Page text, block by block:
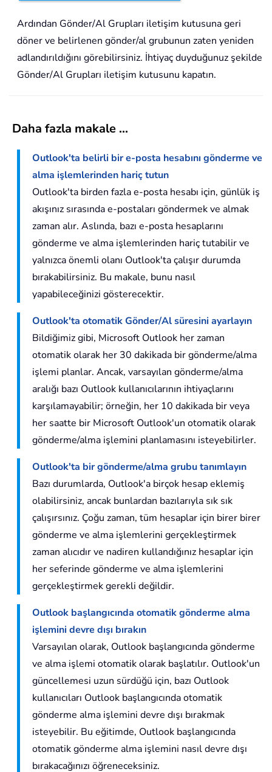
Ardından Gönder/Al Grupları iletişim kutusuna geri
döner ve belirlenen gönder/al grubunun zaten yeniden
adlandırıldığını görebilirsiniz. İhtiyaç duyduğunuz şekilde
Gönder/Al Grupları iletişim kutusunu kapatın.
Daha fazla makale ...
Outlook'ta belirli bir e-posta hesabını gönderme ve
alma işlemlerinden hariç tutun
Outlook'ta birden fazla e-posta hesabı için, günlük iş
akışınız sırasında e-postaları göndermek ve almak
zaman alır. Aslında, bazı e-posta hesaplarını
gönderme ve alma işlemlerinden hariç tutabilir ve
yalnızca önemli olanı Outlook'ta çalışır durumda
bırakabilirsiniz. Bu makale, bunu nasıl
yapabileceğinizi gösterecektir.
Outlook'ta otomatik Gönder/Al süresini ayarlayın
Bildiğimiz gibi, Microsoft Outlook her zaman
otomatik olarak her 30 dakikada bir gönderme/alma
işlemi planlar. Ancak, varsayılan gönderme/alma
aralığı bazı Outlook kullanıcılarının ihtiyaçlarını
karşılamayabilir; örneğin, her 10 dakikada bir veya
her saatte bir Microsoft Outlook'un otomatik olarak
gönderme/alma işlemini planlamasını isteyebilirler.
Outlook'ta bir gönderme/alma grubu tanımlayın
Bazı durumlarda, Outlook'a birçok hesap eklemiş
olabilirsiniz, ancak bunlardan bazılarıyla sık sık
çalışırsınız. Çoğu zaman, tüm hesaplar için birer birer
gönderme ve alma işlemlerini gerçekleştirmek
zaman alıcıdır ve nadiren kullandığınız hesaplar için
her seferinde gönderme ve alma işlemlerini
gerçekleştirmek gerekli değildir.
Outlook başlangıcında otomatik gönderme alma
işlemini devre dışı bırakın
Varsayılan olarak, Outlook başlangıcında gönderme
ve alma işlemi otomatik olarak başlatılır. Outlook'un
güncellemesi uzun sürdüğü için, bazı Outlook
kullanıcıları Outlook başlangıcında otomatik
gönderme alma işlemini devre dışı bırakmak
isteyebilir. Bu eğitimde, Outlook başlangıcında
otomatik gönderme alma işlemini nasıl devre dışı
bırakacağınızı öğreneceksiniz.